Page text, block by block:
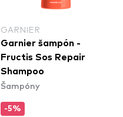
GARNIER
Garnier šampón -
Fructis Sos Repair
Shampoo
Šampóny
-5%